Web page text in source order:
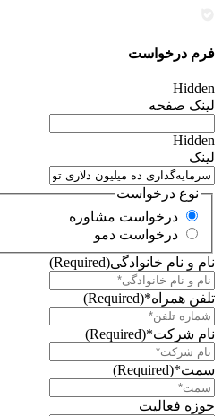
فرم درخواست
Hidden
لینک صفحه
Hidden
لینک
نوع درخواست
درخواست مشاوره
درخواست دمو
نام و نام خانوادگی(Required)
تلفن همراه*(Required)
نام شرکت*(Required)
سمت*(Required)
حوزه فعالیت